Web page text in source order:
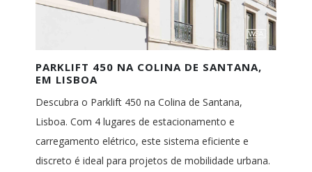
PARKLIFT 450 NA COLINA DE SANTANA,
EM LISBOA
Descubra o Parklift 450 na Colina de Santana,
Lisboa. Com 4 lugares de estacionamento e
carregamento elétrico, este sistema eficiente e
discreto é ideal para projetos de mobilidade urbana.